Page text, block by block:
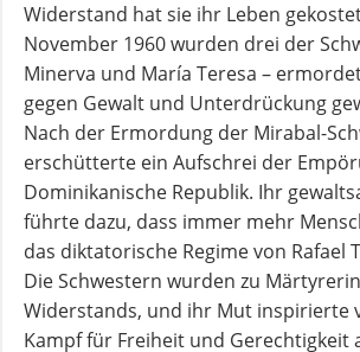
Widerstand hat sie ihr Leben
November 1960 wurden drei der
Minerva und María Teresa –
gegen Gewalt und Unterdrückung
Nach der Ermordung der Mirabal-
erschütterte ein Aufschrei der
Dominikanische Republik. Ihr
führte dazu, dass immer mehr
das diktatorische Regime von Rafael
Die Schwestern wurden zu
Widerstands, und ihr Mut inspirierte
Kampf für Freiheit und Gerechtigkeit